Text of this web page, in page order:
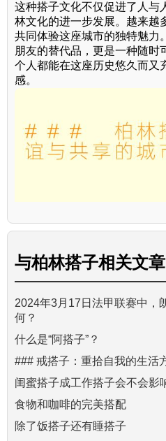
这种搭子文化不仅促进了人与
林文化的进一步发展。越来越
共同体验这座城市的独特魅力
朋友的替代品，更是一种随时
个人都能在这座历史悠久而又
感。
与柏林搭子相关文章
2024年3月17日法甲联赛中，
何？
什么是“阿搭子”？
### 戒搭子：重拾自我的生活
闺蜜搭子成工作搭子会不会影
食物和咖啡的完美搭配
除了饭搭子还有睡搭子